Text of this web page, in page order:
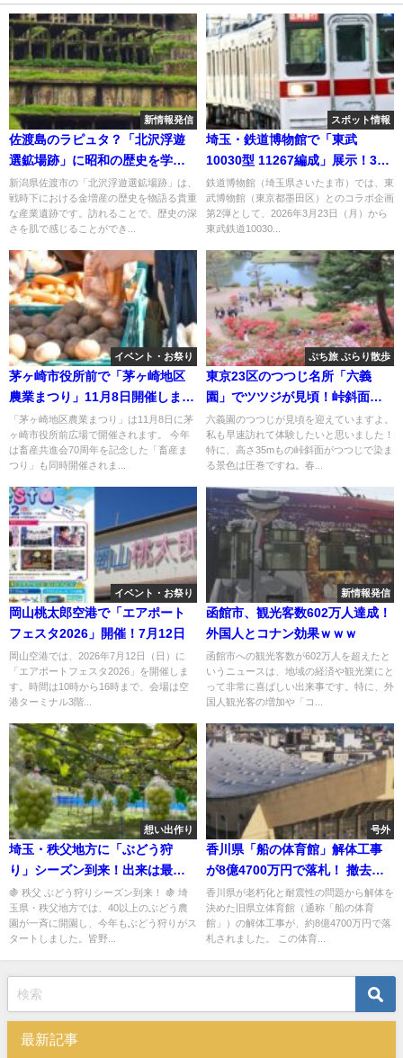
新情報発信
佐渡島のラピュタ？「北沢浮遊
選鉱場跡」に昭和の歴史を学ぶ
旅
新潟県佐渡市の「北沢浮遊選鉱場跡」は、
戦時下における金増産の歴史を物語る貴重
な産業遺跡です。訪れることで、歴史の深
さを肌で感じることができ...
スポット情報
埼玉・鉄道博物館で「東武
10030型 11267編成」展示！3月
23日～
鉄道博物館（埼玉県さいたま市）では、東
武博物館（東京都墨田区）とのコラボ企画
第2弾として、2026年3月23日（月）から
東武鉄道10030...
イベント・お祭り
茅ヶ崎市役所前で「茅ヶ崎地区
農業まつり」11月8日開催しま
す！
「茅ヶ崎地区農業まつり」は11月8日に茅
ヶ崎市役所前広場で開催されます。 今年
は畜産共進会70周年を記念した「畜産ま
つり」も同時開催されま...
ぷち旅 ぶらり散歩
東京23区のつつじ名所「六義
園」でツツジが見頃！峠斜面が
圧巻！
六義園のつつじが見頃を迎えていますよ。
私も早速訪れて体験したいと思いました！
特に、高さ35mもの峠斜面がつつじで染ま
る景色は圧巻ですね。春...
イベント・お祭り
岡山桃太郎空港で「エアポート
フェスタ2026」開催！7月12日
岡山空港では、2026年7月12日（日）に
「エアポートフェスタ2026」を開催しま
す。時間は10時から16時まで、会場は空
港ターミナル3階...
新情報発信
函館市、観光客数602万人達成！
外国人とコナン効果ｗｗｗ
函館市への観光客数が602万人を超えたと
いうニュースは、地域の経済や観光業にと
って非常に喜ばしい出来事です。特に、外
国人観光客の増加や「コ...
想い出作り
埼玉・秩父地方に「ぶどう狩
り」シーズン到来！出来は最
高！
🍇 秩父 ぶどう狩りシーズン到来！ 🍇 埼
玉県・秩父地方では、40以上のぶどう農
園が一斉に開園し、今年もぶどう狩りがス
タートしました。皆野...
号外
香川県「船の体育館」解体工事
が8億4700万円で落札！ 撤去に
加速
香川県が老朽化と耐震性の問題から解体を
決めた旧県立体育館（通称「船の体育
館」）の解体工事が、約8億4700万円で落
札されました。 この体育...
最新記事